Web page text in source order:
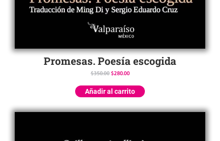
Promesas. Poesía escogida
$350.00 $280.00
Añadir al carrito